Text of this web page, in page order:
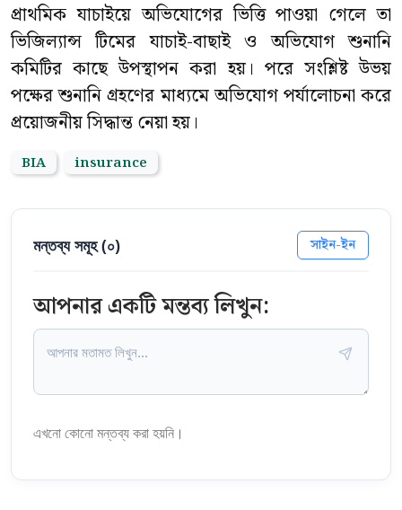
প্রাথমিক যাচাইয়ে অভিযোগের ভিত্তি পাওয়া গেলে তা
ভিজিল্যান্স টিমের যাচাই-বাছাই ও অভিযোগ শুনানি
কমিটির কাছে উপস্থাপন করা হয়। পরে সংশ্লিষ্ট উভয়
পক্ষের শুনানি গ্রহণের মাধ্যমে অভিযোগ পর্যালোচনা করে
প্রয়োজনীয় সিদ্ধান্ত নেয়া হয়।
BIA insurance
মন্তব্য সমূহ (০) সাইন-ইন
আপনার একটি মন্তব্য লিখুন:
এখনো কোনো মন্তব্য করা হয়নি।